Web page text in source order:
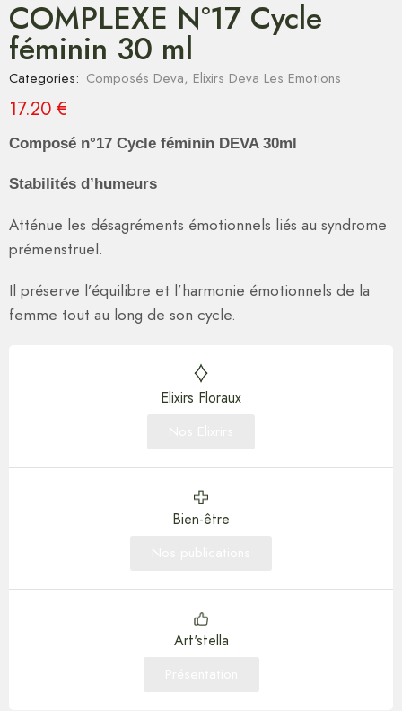
COMPLEXE N°17 Cycle
féminin 30 ml
Categories: Composés Deva, Elixirs Deva Les Emotions
17.20 €
Composé n°17 Cycle féminin DEVA 30ml
Stabilités d’humeurs
Atténue les désagréments émotionnels liés au syndrome
prémenstruel.
Il préserve l’équilibre et l’harmonie émotionnels de la
femme tout au long de son cycle.
Elixirs Floraux
Bien-être
Art'stella